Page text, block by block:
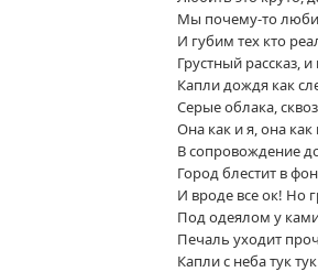
Мы почему-то
И губим тех кто
Грустный рассказ,
Капли дождя как
Серые облака,
Она как и я, она как
В сопровождение
Город блестит в
И вроде все ок! Но
Под одеялом у
Печаль уходит
Капли с неба тук